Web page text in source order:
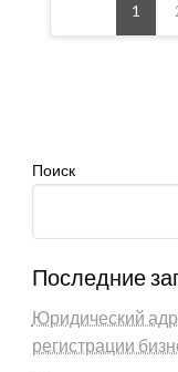
1
Поиск
Последние
Юридический
регистрации